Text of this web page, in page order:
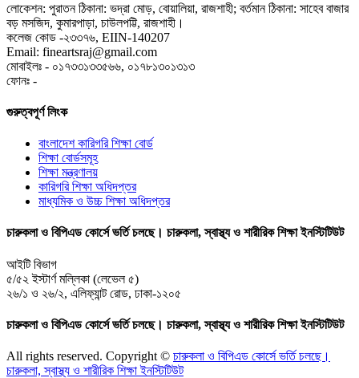
লোকেশন: পুরাতন ঠিকানা: ভদ্রা মোড়, বোয়ালিয়া, রাজশাহী; বর্তমান ঠিকানা: সাহেব বাজার
বড় মসজিদ, কুমারপাড়া, চাউলপট্টি, রাজশাহী।
কলেজ কোড -২৩৩৭৬, EIIN-140207
Email: fineartsraj@gmail.com
মোবাইলঃ - ০১৭৩৩১৩৩৫৬৬, ০১৭৮১৩০১৩১৩
ফোনঃ -
গুরুত্বপূর্ণ লিংক
বাংলাদেশ কারিগরি শিক্ষা বোর্ড
শিক্ষা বোর্ডসমূহ
শিক্ষা মন্ত্রণালয়
কারিগরি শিক্ষা অধিদপ্তর
মাধ্যমিক ও উচ্চ শিক্ষা অধিদপ্তর
চারুকলা ও বিপিএড কোর্সে ভর্তি চলছে। চারুকলা, স্বাস্থ্য ও শারীরিক শিক্ষা ইনস্টিটিউট
আইটি বিভাগ
৫/৫২ ইস্টার্ণ মল্লিকা (লেভেল ৫)
২৬/১ ও ২৬/২, এলিফ্যান্ট রোড, ঢাকা-১২০৫
চারুকলা ও বিপিএড কোর্সে ভর্তি চলছে। চারুকলা, স্বাস্থ্য ও শারীরিক শিক্ষা ইনস্টিটিউট
All rights reserved. Copyright © চারুকলা ও বিপিএড কোর্সে ভর্তি চলছে।
চারুকলা, স্বাস্থ্য ও শারীরিক শিক্ষা ইনস্টিটিউট